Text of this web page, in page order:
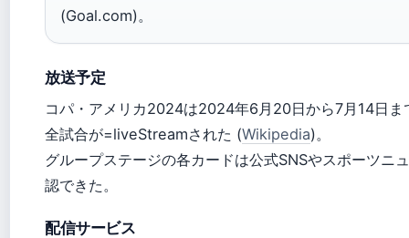
(Goal.com)。
放送予定
コパ・アメリカ2024は2024年6月20日から7月14日ま
全試合が=liveStreamされた (Wikipedia)。
グループステージの各カードは公式SNSやスポーツニ
認できた。
配信サービス